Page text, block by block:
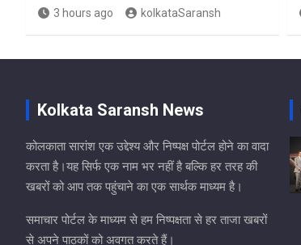
3 hours ago kolkataSaransh
Kolkata Saransh News
कोलकाता सारांश एक उद्देश्य और निष्पक्ष पोर्टल होने का वादा
करता है।यह सिर्फ एक नाम भर नहीं है बल्कि हर तरह की
खबरों को आप तक पहुंचाने का एक सार्थक माध्यम है।
समाचार पोर्टल के माध्यम से हम निष्पक्षता से हर ताजा खबरों
से अपने पाठकों को अवगत करते हैं।